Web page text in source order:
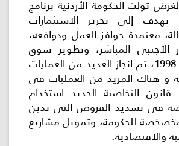
تولت الحكومة الأردنية برنامج
إلى تحرير الاستثمارات
معتمدة حوافز العمل ودوافعه،
الأجنبي المباشر، وتطوير سوق
المال. منذ عام 1998، تم انجاز العديد من العمليات
و هناك المزيد من العمليات في
التخاصية الجديد استخدام
في تسديد القروض التي تدين
للحكومة، وتمويل مشاريع
والاقتصادية.